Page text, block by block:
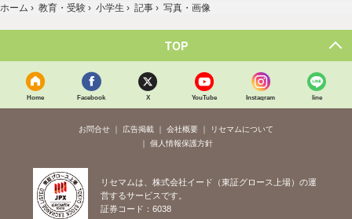
ホーム › 教育・受験 › 小学生 › 記事 › 写真・画像
TOP
Home Facebook X YouTube Instagram line
お問合せ 広告掲載 会社概要
リセマムについて
個人情報保護方針
リセマムは、株式会社イード（東証グロース上場）の運
営するサービスです。
証券コード：6038